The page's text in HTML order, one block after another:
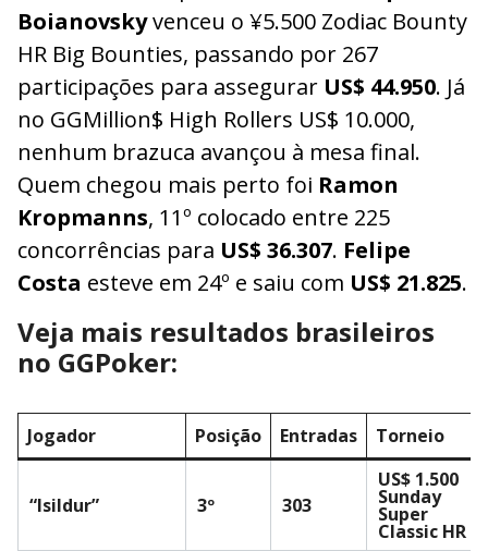
Boianovskyvenceu o ¥5.500 Zodiac Bounty
HR Big Bounties, passando por 267
participações para assegurar US$ 44.950. Já
no GGMillion$ High Rollers US$ 10.000,
nenhum brazuca avançou à mesa final.
Quem chegou mais perto foi Ramon
Kropmanns, 11º colocado entre 225
concorrências para US$ 36.307. Felipe
Costa esteve em 24º e saiu com US$ 21.825.
Veja mais resultados brasileiros
no GGPoker:
Jogador Posição Entradas Torneio
“lsiIdur” 3º 303
US$ 1.500
Sunday
Super
Classic HR